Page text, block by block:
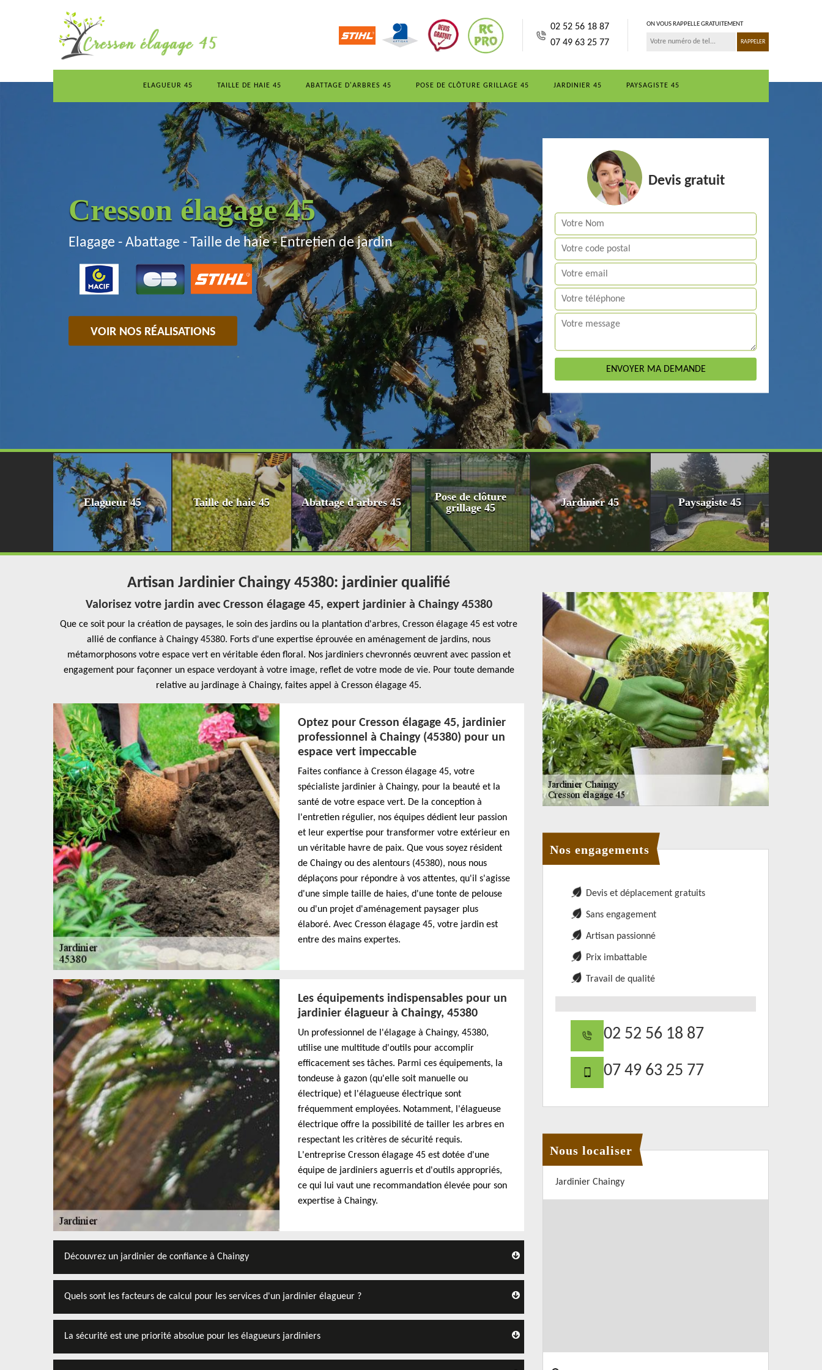
02 52 56 18 87
07 49 63 25 77
ON VOUS RAPPELLE GRATUITEMENT
ELAGUEUR 45 TAILLE DE HAIE 45 ABATTAGE D'ARBRES 45 POSE DE CLÔTURE GRILLAGE 45 JARDINIER 45 PAYSAGISTE 45
Cresson élagage 45
Elagage - Abattage - Taille de haie - Entretien de jardin
VOIR NOS RÉALISATIONS
Devis gratuit
Elagueur 45 Taille de haie 45 Abattage d'arbres 45
Pose de clôture
grillage 45
Jardinier 45 Paysagiste 45
Artisan Jardinier Chaingy 45380: jardinier qualifié
Valorisez votre jardin avec Cresson élagage 45, expert jardinier à Chaingy 45380
Que ce soit pour la création de paysages, le soin des jardins ou la plantation d'arbres, Cresson élagage 45 est votre
allié de confiance à Chaingy 45380. Forts d'une expertise éprouvée en aménagement de jardins, nous
métamorphosons votre espace vert en véritable éden floral. Nos jardiniers chevronnés œuvrent avec passion et
engagement pour façonner un espace verdoyant à votre image, reflet de votre mode de vie. Pour toute demande
relative au jardinage à Chaingy, faites appel à Cresson élagage 45.
Optez pour Cresson élagage 45, jardinier
professionnel à Chaingy (45380) pour un
espace vert impeccable
Faites confiance à Cresson élagage 45, votre
spécialiste jardinier à Chaingy, pour la beauté et la
santé de votre espace vert. De la conception à
l'entretien régulier, nos équipes dédient leur passion
et leur expertise pour transformer votre extérieur en
un véritable havre de paix. Que vous soyez résident
de Chaingy ou des alentours (45380), nous nous
déplaçons pour répondre à vos attentes, qu'il s'agisse
d'une simple taille de haies, d'une tonte de pelouse
ou d'un projet d'aménagement paysager plus
élaboré. Avec Cresson élagage 45, votre jardin est
entre des mains expertes.
Les équipements indispensables pour un
jardinier élagueur à Chaingy, 45380
Un professionnel de l'élagage à Chaingy, 45380,
utilise une multitude d'outils pour accomplir
efficacement ses tâches. Parmi ces équipements, la
tondeuse à gazon (qu'elle soit manuelle ou
électrique) et l'élagueuse électrique sont
fréquemment employées. Notamment, l'élagueuse
électrique offre la possibilité de tailler les arbres en
respectant les critères de sécurité requis.
L'entreprise Cresson élagage 45 est dotée d'une
équipe de jardiniers aguerris et d'outils appropriés,
ce qui lui vaut une recommandation élevée pour son
expertise à Chaingy.
Découvrez un jardinier de confiance à Chaingy
Quels sont les facteurs de calcul pour les services d'un jardinier élagueur ?
La sécurité est une priorité absolue pour les élagueurs jardiniers
Nos engagements
Devis et déplacement gratuits
Sans engagement
Artisan passionné
Prix imbattable
Travail de qualité
02 52 56 18 87
07 49 63 25 77
Nous localiser
Jardinier Chaingy